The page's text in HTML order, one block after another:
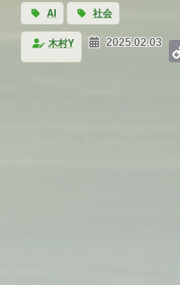
AI 社会
木村Y 2025.02.03